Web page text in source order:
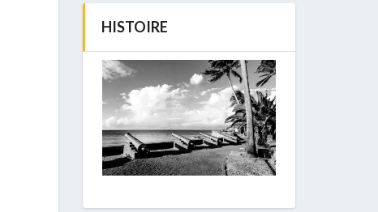
HISTOIRE